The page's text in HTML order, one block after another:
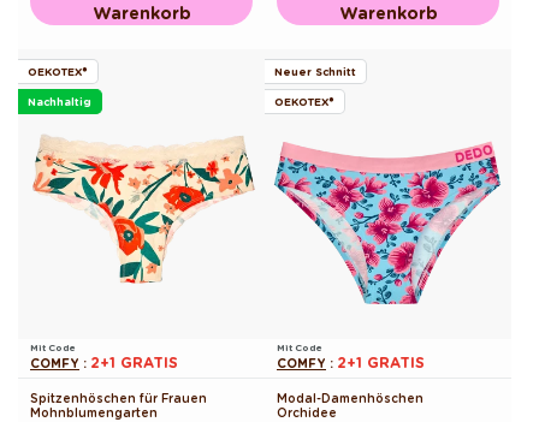
Warenkorb
Warenkorb
OEKOTEX®
Nachhaltig
Mit Code
COMFY : 2+1 GRATIS
Spitzenhöschen für Frauen
Mohnblumengarten
Neuer Schnitt
OEKOTEX®
Mit Code
COMFY : 2+1 GRATIS
Modal-Damenhöschen
Orchidee